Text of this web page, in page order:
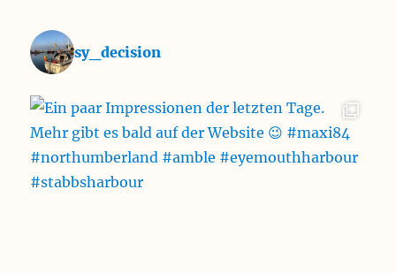
sy_decision